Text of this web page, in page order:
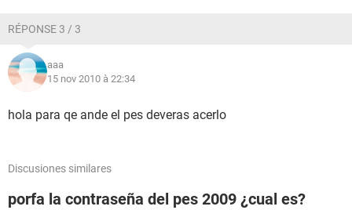
RÉPONSE 3 / 3
aaa
15 nov 2010 à 22:34
hola para qe ande el pes deveras acerlo
Discusiones similares
porfa la contraseña del pes 2009 ¿cual es?